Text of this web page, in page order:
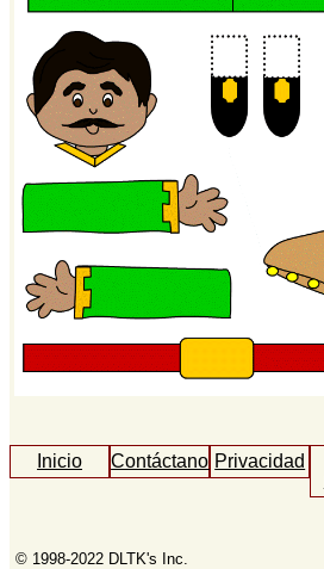
Inicio ContáctanosPrivacidad
© 1998-2022 DLTK's Inc.